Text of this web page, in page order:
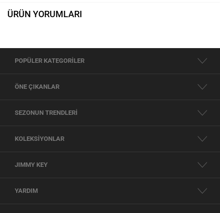
ÜRÜN YORUMLARI
POPÜLER KATEGORİLER
ÖNE ÇIKANLAR
SEZONUN TRENDLERİ
KOLEKSİYONLAR
JIMMY KEY
YARDIM